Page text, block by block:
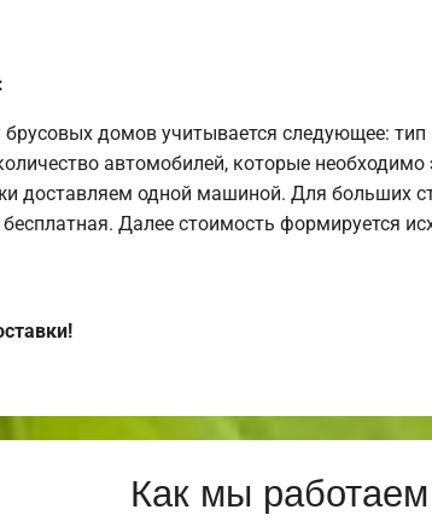
домов учитывается следующее:
автомобилей, которые
доставляем одной машиной. Для больших
Далее стоимость формируется
Как мы работаем